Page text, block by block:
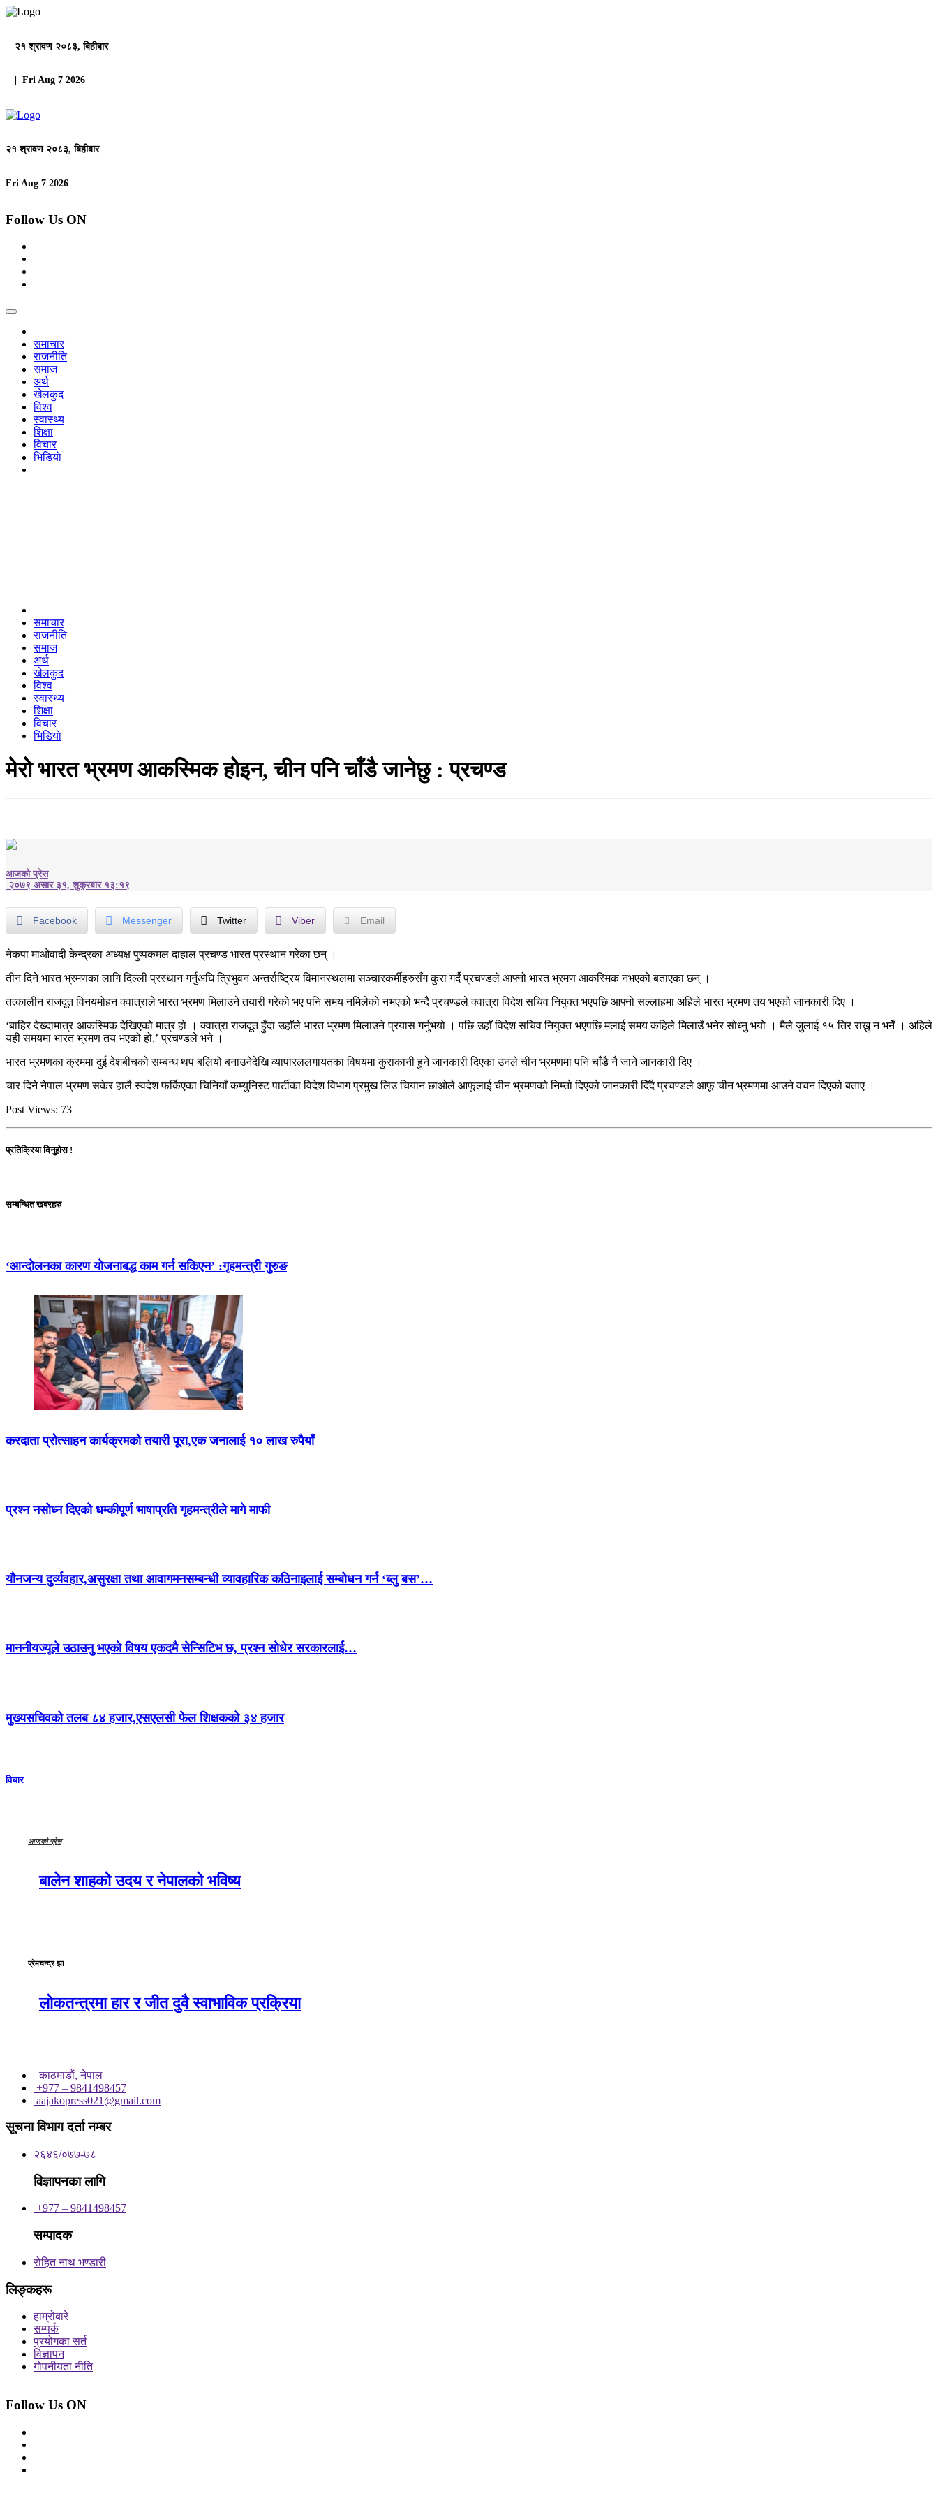
२१ श्रावण २०८३, बिहीबार
| Fri Aug 7 2026
२१ श्रावण २०८३, बिहीबार
Fri Aug 7 2026
Follow Us ON
समाचार
राजनीति
समाज
अर्थ
खेलकुद
विश्व
स्वास्थ्य
शिक्षा
विचार
भिडियाे
समाचार
राजनीति
समाज
अर्थ
खेलकुद
विश्व
स्वास्थ्य
शिक्षा
विचार
भिडियाे
मेरो भारत भ्रमण आकस्मिक होइन, चीन पनि चाँडै जानेछु : प्रचण्ड
आजको प्रेस
२०७९ असार ३१, शुक्रबार १३:१९
Facebook Messenger Twitter Viber Email
नेकपा माओवादी केन्द्रका अध्यक्ष पुष्पकमल दाहाल प्रचण्ड भारत प्रस्थान गरेका छन् ।
तीन दिने भारत भ्रमणका लागि दिल्ली प्रस्थान गर्नुअघि त्रिभुवन अन्तर्राष्ट्रिय विमानस्थलमा सञ्चारकर्मीहरुसँग कुरा गर्दै प्रचण्डले आफ्नो भारत भ्रमण आकस्मिक नभएको बताएका छन् ।
तत्कालीन राजदूत विनयमोहन क्वात्राले भारत भ्रमण मिलाउने तयारी गरेको भए पनि समय नमिलेको नभएको भन्दै प्रचण्डले क्वात्रा विदेश सचिव नियुक्त भएपछि आफ्नो सल्लाहमा अहिले भारत भ्रमण तय भएको जानकारी दिए ।
‘बाहिर देख्दामात्र आकस्मिक देखिएको मात्र हो । क्वात्रा राजदूत हुँदा उहाँले भारत भ्रमण मिलाउने प्रयास गर्नुभयो । पछि उहाँ विदेश सचिव नियुक्त भएपछि मलाई समय कहिले मिलाउँ भनेर सोध्नु भयो । मैले जुलाई १५ तिर राख्नु न भनेँ । अहिले
यही समयमा भारत भ्रमण तय भएको हो,’ प्रचण्डले भने ।
भारत भ्रमणका क्रममा दुई देशबीचको सम्बन्ध थप बलियो बनाउनेदेखि व्यापारललगायतका विषयमा कुराकानी हुने जानकारी दिएका उनले चीन भ्रमणमा पनि चाँडै नै जाने जानकारी दिए ।
चार दिने नेपाल भ्रमण सकेर हालै स्वदेश फर्किएका चिनियाँ कम्युनिस्ट पार्टीका विदेश विभाग प्रमुख लिउ चियान छाओले आफूलाई चीन भ्रमणको निम्तो दिएको जानकारी दिँदै प्रचण्डले आफू चीन भ्रमणमा आउने वचन दिएको बताए ।
Post Views: 73
प्रतिक्रिया दिनुहोस !
सम्बन्धित खबरहरु
‘आन्दोलनका कारण योजनाबद्ध काम गर्न सकिएन’ :गृहमन्त्री गुरुङ
करदाता प्रोत्साहन कार्यक्रमको तयारी पूरा,एक जनालाई १० लाख रुपैयाँ
प्रश्न नसोध्न दिएको धम्कीपूर्ण भाषाप्रति गृहमन्त्रीले मागे माफी
यौनजन्य दुर्व्यवहार,असुरक्षा तथा आवागमनसम्बन्धी व्यावहारिक कठिनाइलाई सम्बोधन गर्न ‘ब्लु बस’…
माननीयज्यूले उठाउनु भएको विषय एकदमै सेन्सिटिभ छ, प्रश्न सोधेर सरकारलाई…
मुख्यसचिवको तलब ८४ हजार,एसएलसी फेल शिक्षकको ३४ हजार
विचार
आजको प्रेस
बालेन शाहको उदय र नेपालको भविष्य
प्रेमचन्द्र झा
लोकतन्त्रमा हार र जीत दुवै स्वाभाविक प्रक्रिया
काठमाडाैं, नेपाल
+977 – 9841498457
aajakopress021@gmail.com
सूचना विभाग दर्ता नम्बर
२६४६/०७७-७८
विज्ञापनका लागि
+977 – 9841498457
सम्पादक
रोहित नाथ भण्डारी
लिङ्कहरू
हाम्रोबारे
सम्पर्क
प्रयोगका सर्त
विज्ञापन
गोपनीयता नीति
Follow Us ON